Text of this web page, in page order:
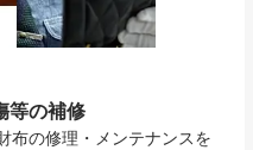
等の補修
布の修理・メンテナンスを